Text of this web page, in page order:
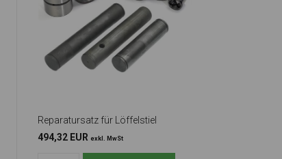
Reparatursatz für Löffelstiel
494,32 EUR exkl. MwSt